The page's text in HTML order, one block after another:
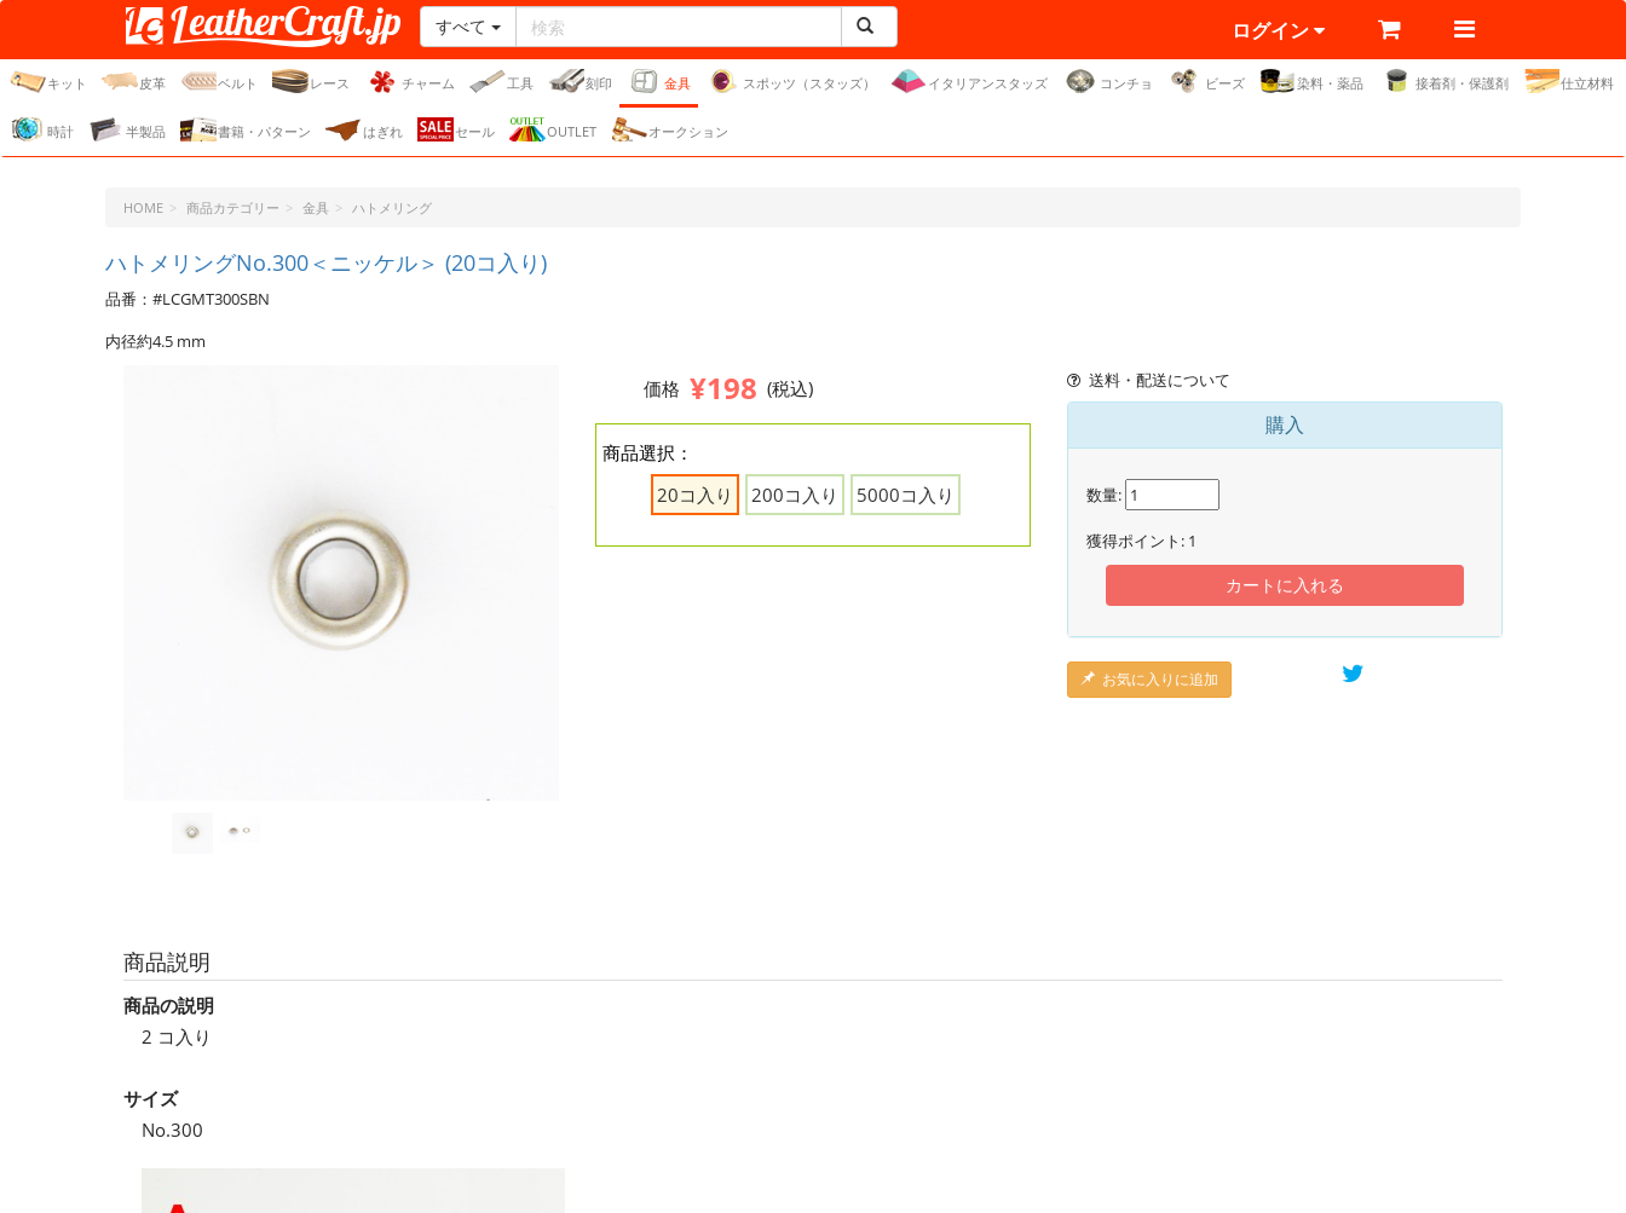
レザークラフト・ドット・
ジェーピー
すべて ログイン
キット 皮革 ベルト レース チャーム 工具 刻印 金具 スポッツ（スタッズ） イタリアンスタッズ コンチョ ビーズ 染料・薬品 接着剤・保護剤 仕立材料
時計 半製品 書籍・パターン はぎれ セール OUTLET オークション
HOME 商品カテゴリー 金具 ハトメリング
ハトメリングNo.300＜ニッケル＞ (20コ入り)
品番：#LCGMT300SBN
内径約4.5 mm
価格 ¥198 (税込)
商品選択：
20コ入り
200コ入り 5000コ入り
送料・配送について
購入
数量:
獲得ポイント: 1
カートに入れる
お気に入りに追加
商品説明
商品の説明
2 コ入り
サイズ
No.300